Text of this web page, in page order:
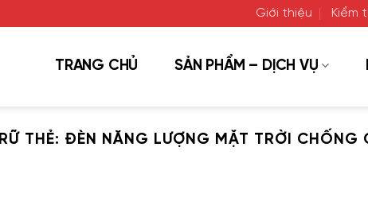
Giới thiệu Kiểm
TRANG CHỦ SẢN PHẨM – DỊCH VỤ
THẺ: ĐÈN NĂNG LƯỢNG MẶT TRỜI CHỐNG